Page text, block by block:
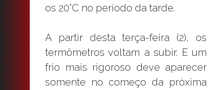
os 20°C no período da tarde.
A partir desta terça-feira (2), os
termômetros voltam a subir. E um
frio mais rigoroso deve aparecer
somente no começo da próxima